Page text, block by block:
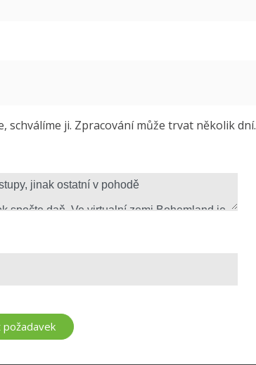
schválíme ji. Zpracování může trvat několik dní.